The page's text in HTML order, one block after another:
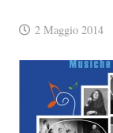
2 Maggio 2014